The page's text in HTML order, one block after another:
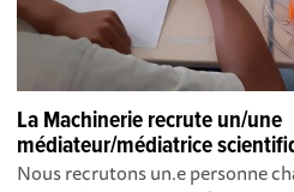
La Machinerie recrute un/une
médiateur/médiatrice
Nous recrutons un.e personne